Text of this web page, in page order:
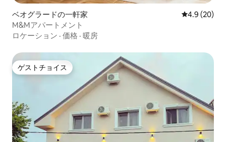
ベオグラードの一軒家 レビュー20
4.9 (20)
M&Mアパートメント
ロケーション · 価格 · 暖房
ゲストチョイス
ゲストチョイス